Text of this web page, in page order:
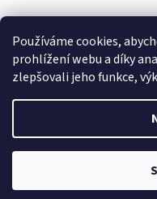
Používáme cookies,
prohlížení webu a díky
zlepšovali jeho funkce,
á
p
Copyright 2026 Fascinující